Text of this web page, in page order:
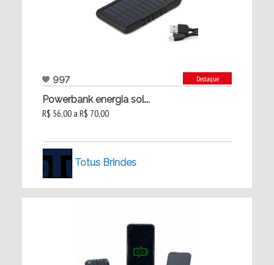
997 Destaque
Powerbank energia sol...
R$ 56,00 a R$ 70,00
Totus Brindes